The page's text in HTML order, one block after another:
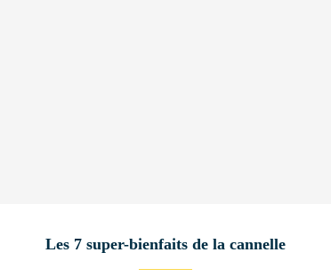
Les 7 super-bienfaits de la cannelle